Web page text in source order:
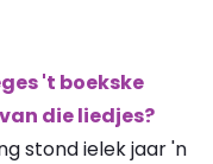
't boekske
die liedjes?
stond ielek jaar 'n